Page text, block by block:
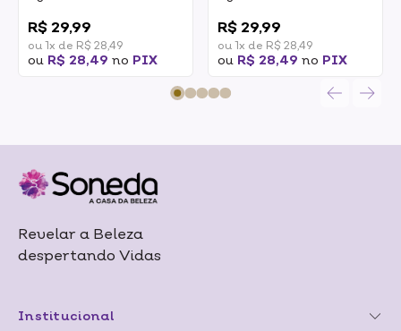
6,9ml
R$ 29,99
ou 1x de R$ 28,49
ou R$ 28,49 no PIX
R$ 29,99
ou 1x de R$ 28,49
ou R$ 28,49 no PIX
Revelar a Beleza
despertando Vidas
Institucional